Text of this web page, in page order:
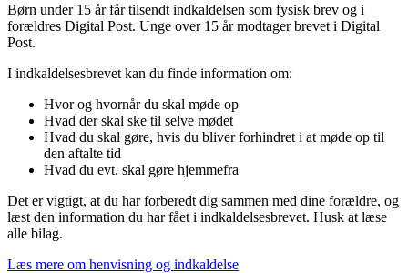
Børn under 15 år får tilsendt indkaldelsen som fysisk brev og i
forældres Digital Post. Unge over 15 år modtager brevet i Digital
Post.
I indkaldelsesbrevet kan du finde information om:
Hvor og hvornår du skal møde op
Hvad der skal ske til selve mødet
Hvad du skal gøre, hvis du bliver forhindret i at møde op til
den aftalte tid
Hvad du evt. skal gøre hjemmefra
Det er vigtigt, at du har forberedt dig sammen med dine forældre, og
læst den information du har fået i indkaldelsesbrevet. Husk at læse
alle bilag.
Læs mere om henvisning og indkaldelse